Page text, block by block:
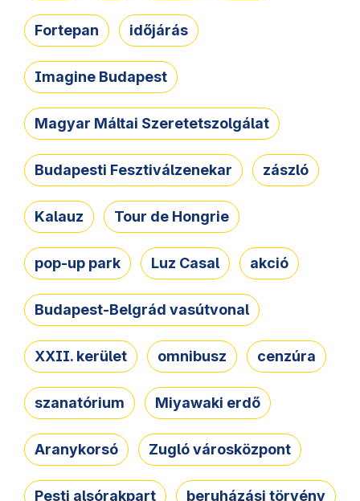
Fortepan időjárás
Imagine Budapest
Magyar Máltai Szeretetszolgálat
Budapesti Fesztiválzenekar zászló
Kalauz Tour de Hongrie
pop-up park Luz Casal akció
Budapest-Belgrád vasútvonal
XXII. kerület omnibusz cenzúra
szanatórium Miyawaki erdő
Aranykorsó Zugló városközpont
Pesti alsórakpart beruházási törvény